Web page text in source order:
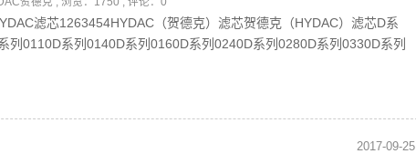
滤芯1263454HYDAC（贺德克）滤芯贺德克（HYDAC）滤芯D系
列0110D系列0140D系列0160D系列0240D系列0280D系列0330D系列
2017-09-25